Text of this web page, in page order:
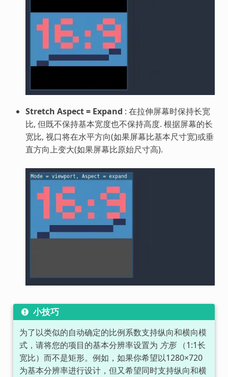
Stretch Aspect = Expand : 在拉伸屏幕时保持长宽
比, 但既不保持基本宽度也不保持高度. 根据屏幕的长
宽比, 视口将在水平方向(如果屏幕比基本尺寸宽)或垂
直方向上变大(如果屏幕比原始尺寸高).
小技巧
为了以类似的自动确定的比例系数支持纵向和横向模
式，请将您的项目的基本分辨率设置为 方形（1:1长
宽比）而不是矩形。例如，如果你希望以1280×720
为基本分辨率进行设计，但又希望同时支持纵向和横